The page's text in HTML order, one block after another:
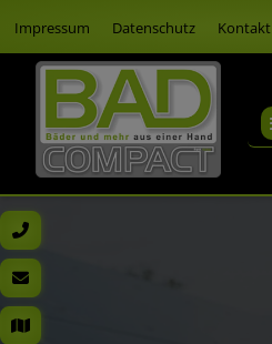
Impressum Datenschutz Kontakt